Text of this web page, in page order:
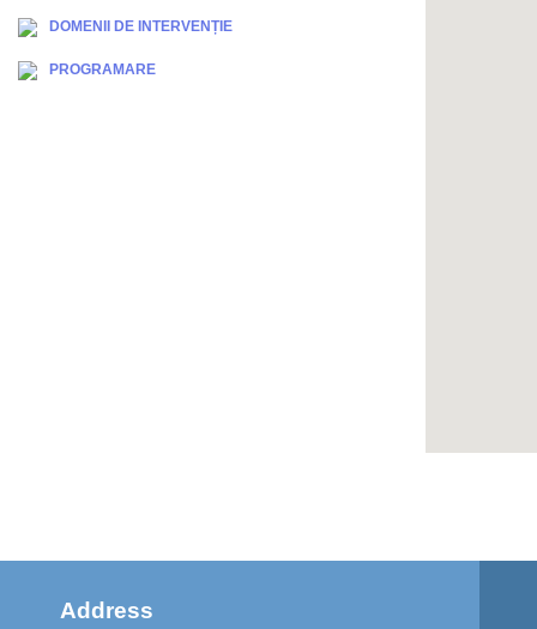
DOMENII DE INTERVENȚIE
PROGRAMARE
Address